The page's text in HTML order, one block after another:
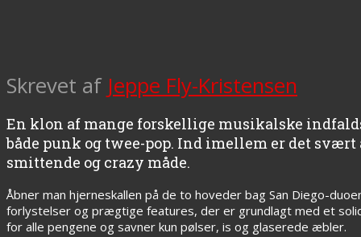
Skrevet af Jeppe Fly-Kristensen
En klon af mange forskellige musikalske
både punk og twee-pop. Ind imellem er det
smittende og crazy måde.
Åbner man hjerneskallen på de to hoveder bag San Diego-
forlystelser og prægtige features, der er grundlagt med et
for alle pengene og savner kun pølser, is og glaserede æbler.